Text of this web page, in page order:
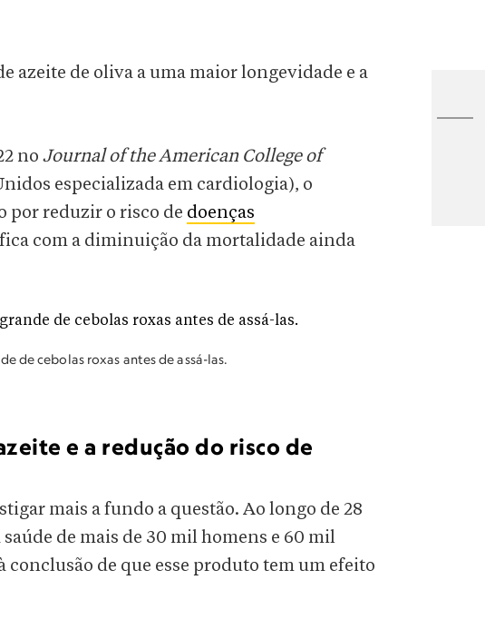
azeite de oliva a uma maior longevidade e a
no Journal of the American College of
especializada em cardiologia), o
por reduzir o risco de doenças
com a diminuição da mortalidade ainda
de cebolas roxas antes de assá-las.
e a redução do risco de
mais a fundo a questão. Ao longo de 28
de mais de 30 mil homens e 60 mil
de que esse produto tem um efeito